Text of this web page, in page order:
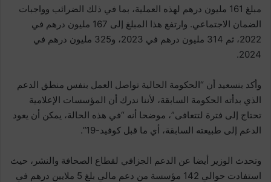
مبلغ 161 مليون درهم لهذه العملية، بما في ذلك الضرائب وواجبات
الضمان الاجتماعي. وارتفع هذا المبلغ إلى 167 مليون درهم في
2022، ثم 314 مليون درهم في 2023، و325 مليون درهم في
2024.
وأكد بنسعيد أن “الحكومة الحالية تواصل العمل بنفس منطق الدعم
الذي بدأته الحكومة السابقة، لأننا ندرك أن المؤسسات الإعلامية
تحتاج إلى فترة لتتعافى”، موضحا أنه “في هذه الحالة، يمكن أن يعود
الدعم إلى طبيعته السابقة، أي ما قبل كوفيد-19”.
وتحدث الوزير أيضا عن الدعم الجزافي لقطاع الصحافة والنشر، حيث
استفادت حوالي 142 مؤسسة من دعم مالي بلغ 5 ملايين درهم في